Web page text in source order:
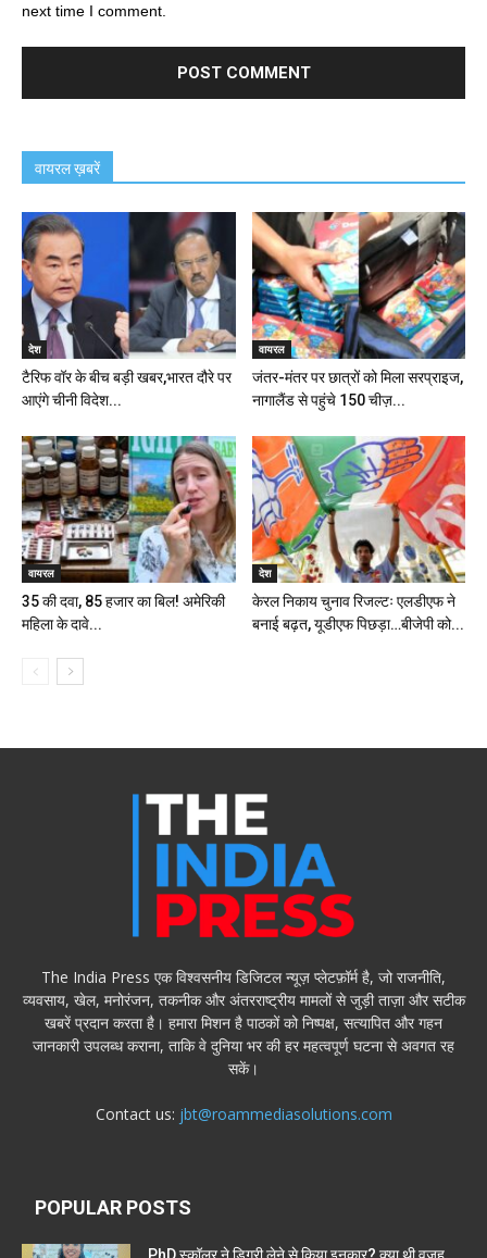
next time I comment.
वायरल ख़बरें
देश
टैरिफ वॉर के बीच बड़ी खबर,भारत दौरे पर
आएंगे चीनी विदेश...
वायरल
जंतर-मंतर पर छात्रों को मिला सरप्राइज,
नागालैंड से पहुंचे 150 चीज़...
वायरल
₹35 की दवा, ₹85 हजार का बिल! अमेरिकी
महिला के दावे...
देश
केरल निकाय चुनाव रिजल्टः एलडीएफ ने
बनाई बढ़त, यूडीएफ पिछड़ा…बीजेपी को...
The India Press एक विश्वसनीय डिजिटल न्यूज़ प्लेटफ़ॉर्म है, जो राजनीति,
व्यवसाय, खेल, मनोरंजन, तकनीक और अंतरराष्ट्रीय मामलों से जुड़ी ताज़ा और सटीक
खबरें प्रदान करता है। हमारा मिशन है पाठकों को निष्पक्ष, सत्यापित और गहन
जानकारी उपलब्ध कराना, ताकि वे दुनिया भर की हर महत्वपूर्ण घटना से अवगत रह
सकें।
Contact us: jbt@roammediasolutions.com
POPULAR POSTS